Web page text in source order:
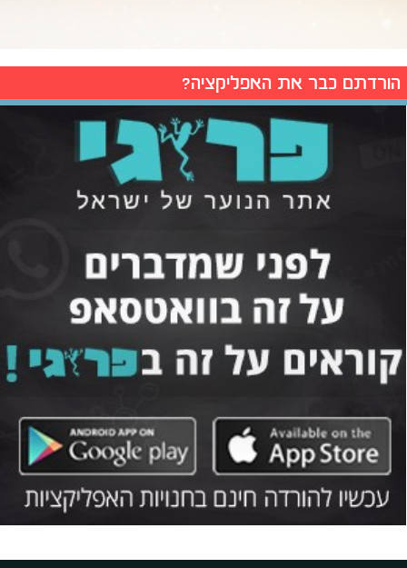
הורדתם כבר את האפליקציה?